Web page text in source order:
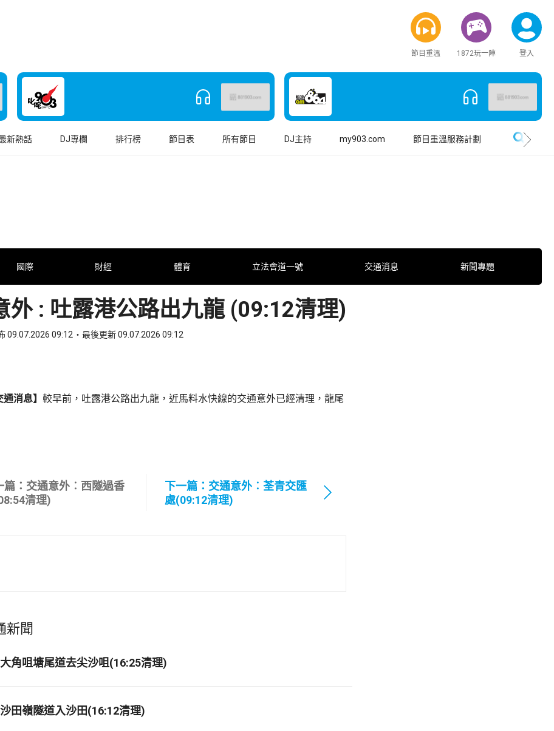
節目重溫 1872玩一陣 登入
新熱話 DJ專欄 排行榜 節目表 所有節目 DJ主持 my903.com 節目重溫服務計劃
國際 財經 體育 立法會道一號 交通消息 新聞專題
外 : 吐露港公路出九龍 (09:12清理)
09.07.2026 09:12 最後更新 09.07.2026 09:12
WhatsApp
消息】 較早前，吐露港公路出九龍，近馬料水快線的交通意外已經清理，龍尾
篇：交通意外︰西隧過香
清理)
下一篇：交通意外︰荃青交匯
處(09:12清理)
新聞
角咀塘尾道去尖沙咀(16:25清理)
田嶺隧道入沙田(16:12清理)